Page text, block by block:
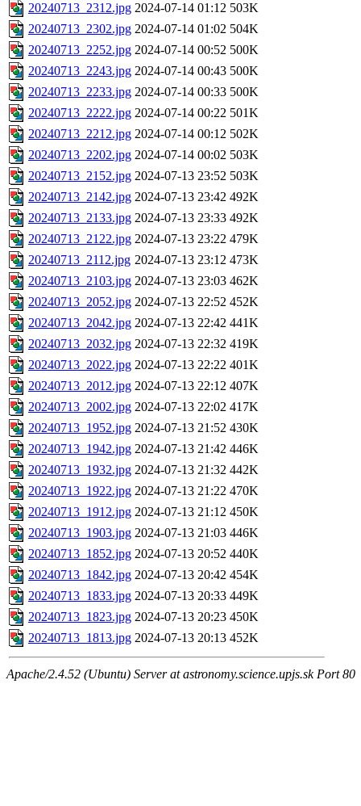
20240713_2312.jpg 2024-07-14 01:12 503K
20240713_2302.jpg 2024-07-14 01:02 504K
20240713_2252.jpg 2024-07-14 00:52 500K
20240713_2243.jpg 2024-07-14 00:43 500K
20240713_2233.jpg 2024-07-14 00:33 500K
20240713_2222.jpg 2024-07-14 00:22 501K
20240713_2212.jpg 2024-07-14 00:12 502K
20240713_2202.jpg 2024-07-14 00:02 503K
20240713_2152.jpg 2024-07-13 23:52 503K
20240713_2142.jpg 2024-07-13 23:42 492K
20240713_2133.jpg 2024-07-13 23:33 492K
20240713_2122.jpg 2024-07-13 23:22 479K
20240713_2112.jpg 2024-07-13 23:12 473K
20240713_2103.jpg 2024-07-13 23:03 462K
20240713_2052.jpg 2024-07-13 22:52 452K
20240713_2042.jpg 2024-07-13 22:42 441K
20240713_2032.jpg 2024-07-13 22:32 419K
20240713_2022.jpg 2024-07-13 22:22 401K
20240713_2012.jpg 2024-07-13 22:12 407K
20240713_2002.jpg 2024-07-13 22:02 417K
20240713_1952.jpg 2024-07-13 21:52 430K
20240713_1942.jpg 2024-07-13 21:42 446K
20240713_1932.jpg 2024-07-13 21:32 442K
20240713_1922.jpg 2024-07-13 21:22 470K
20240713_1912.jpg 2024-07-13 21:12 450K
20240713_1903.jpg 2024-07-13 21:03 446K
20240713_1852.jpg 2024-07-13 20:52 440K
20240713_1842.jpg 2024-07-13 20:42 454K
20240713_1833.jpg 2024-07-13 20:33 449K
20240713_1823.jpg 2024-07-13 20:23 450K
20240713_1813.jpg 2024-07-13 20:13 452K
Apache/2.4.52 (Ubuntu) Server at astronomy.science.upjs.sk Port 80